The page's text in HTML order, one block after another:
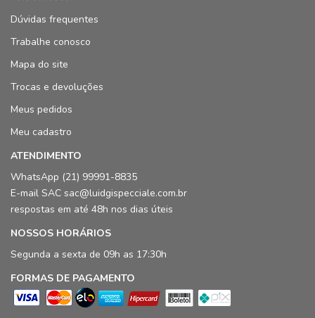
Dúvidas frequentes
Trabalhe conosco
Mapa do site
Trocas e devoluções
Meus pedidos
Meu cadastro
ATENDIMENTO
WhatsApp (21) 99991-8835
E-mail SAC sac@luidgispecciale.com.br
respostas em até 48h nos dias úteis
NOSSOS HORÁRIOS
Segunda a sexta de 09h as 17:30h
FORMAS DE PAGAMENTO